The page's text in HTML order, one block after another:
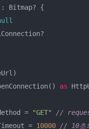
: Bitmap? {
as
=
"GET"
//
=
10000 // 10초